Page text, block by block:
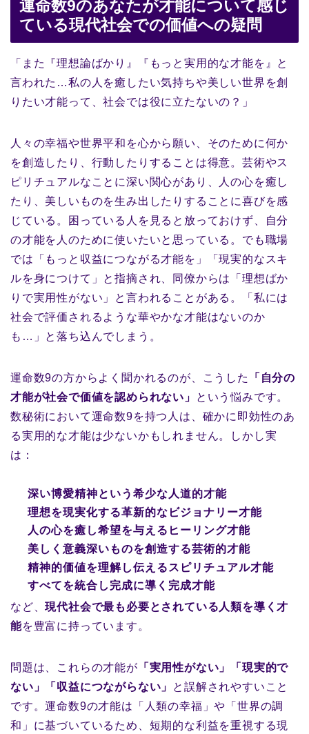
運命数9のあなたが才能について感じ
ている現代社会での価値への疑問
「また『理想論ばかり』『もっと実用的な才能を』と
言われた…私の人を癒したい気持ちや美しい世界を創
りたい才能って、社会では役に立たないの？」
人々の幸福や世界平和を心から願い、そのために何か
を創造したり、行動したりすることは得意。芸術やス
ピリチュアルなことに深い関心があり、人の心を癒し
たり、美しいものを生み出したりすることに喜びを感
じている。困っている人を見ると放っておけず、自分
の才能を人のために使いたいと思っている。でも職場
では「もっと収益につながる才能を」「現実的なスキ
ルを身につけて」と指摘され、同僚からは「理想ばか
りで実用性がない」と言われることがある。「私には
社会で評価されるような華やかな才能はないのか
も…」と落ち込んでしまう。
運命数9の方からよく聞かれるのが、こうした
「自分の
才能が社会で価値を認められない」
という悩みです。
数秘術において運命数9を持つ人は、確かに即効性のあ
る実用的な才能は少ないかもしれません。しかし実
は：
深い博愛精神という希少な人道的才能
理想を現実化する革新的なビジョナリー才能
人の心を癒し希望を与えるヒーリング才能
美しく意義深いものを創造する芸術的才能
精神的価値を理解し伝えるスピリチュアル才能
すべてを統合し完成に導く完成才能
など、現代社会で最も必要とされている人類を導く才
能を豊富に持っています。
問題は、これらの才能が 「実用性がない」「現実的で
ない」「収益につながらない」
と誤解されやすいこと
です。運命数9の才能は「人類の幸福」や「世界の調
和」に基づいているため、短期的な利益を重視する現